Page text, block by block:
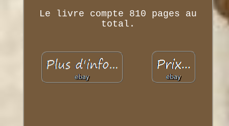
Le livre compte 810 pages au
total.